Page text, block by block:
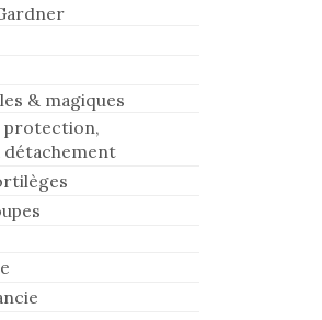
& magiques
protection,